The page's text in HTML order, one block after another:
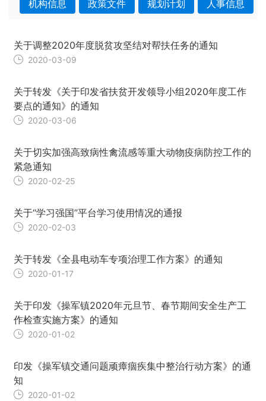
机构信息 政策文件 规划计划 人事信息
关于调整2020年度脱贫攻坚结对帮扶任务的通知
2020-03-09
关于转发《关于印发省扶贫开发领导小组2020年度工作
要点的通知》的通知
2020-03-06
关于切实加强高致病性禽流感等重大动物疫病防控工作的
紧急通知
2020-02-25
关于“学习强国”平台学习使用情况的通报
2020-02-03
关于转发《全县电动车专项治理工作方案》的通知
2020-01-17
关于印发《操军镇2020年元旦节、春节期间安全生产工
作检查实施方案》的通知
2020-01-02
印发《操军镇交通问题顽瘴痼疾集中整治行动方案》的通
知
2020-01-02